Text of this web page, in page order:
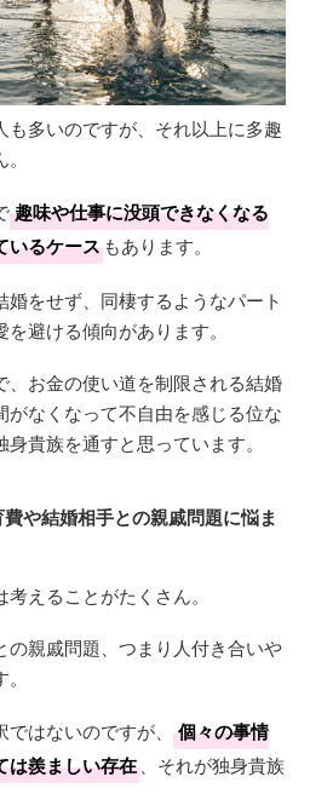
多いのですが、それ以上に多趣
趣味や仕事に没頭できなくなる
いるケース もあります。
をせず、同棲するようなパート
避ける傾向があります。
、お金の使い道を制限される結婚
がなくなって不自由を感じる位な
貴族を通すと思っています。
や結婚相手との親戚問題に悩ま
えることがたくさん。
の親戚問題、つまり人付き合いや
はないのですが、
個々の事情
は羨ましい存在 、それが独身貴族